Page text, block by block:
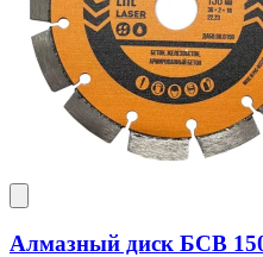
Алмазный диск БСВ